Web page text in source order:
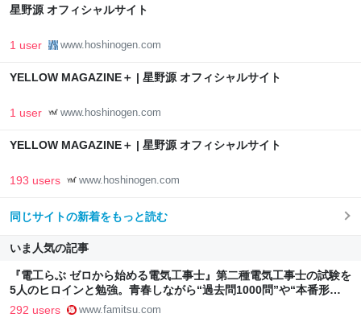
星野源 オフィシャルサイト
1 user www.hoshinogen.com
YELLOW MAGAZINE＋ | 星野源 オフィシャルサイト
1 user www.hoshinogen.com
YELLOW MAGAZINE＋ | 星野源 オフィシャルサイト
193 users www.hoshinogen.com
同じサイトの新着をもっと読む
いま人気の記事
『電工らぶ ゼロから始める電気工事士』第二種電気工事士の試験を
5人のヒロインと勉強。青春しながら“過去問1000問”や“本番形式
CBT模擬試験”で本格的に学べるノベルゲーム | ゲーム・エンタメ
最新情報のファミ通.com
292 users www.famitsu.com